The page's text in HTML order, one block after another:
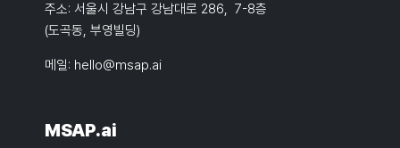
주소: 서울시 강남구 강남대로 286, 7-8층
(도곡동, 부영빌딩)
메일: hello@msap.ai
MSAP.ai